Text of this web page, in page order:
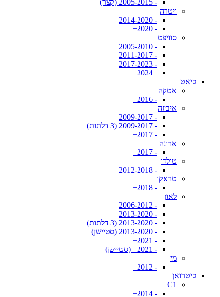
- 2005-2015 (קצר)
ויטרה
- 2014-2020
- 2020+
סוויפט
- 2005-2010
- 2011-2017
- 2017-2023
- 2024+
סיאט
אטקה
- 2016+
איביזה
- 2009-2017
- 2009-2017 (3 דלתות)
- 2017+
ארונה
- 2017+
טולדו
- 2012-2018
טראקו
- 2018+
לאון
- 2006-2012
- 2013-2020
- 2013-2020 (3 דלתות)
- 2013-2020 (סטיישן)
- 2021+
- 2021+ (סטיישן)
מי
- 2012+
סיטרואן
C1
- 2014+